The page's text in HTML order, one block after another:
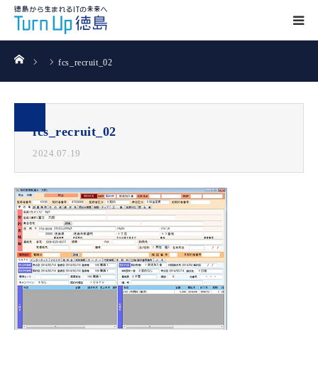
ホーム fcs_recruit_02
fcs_recruit_02
2024.07.19